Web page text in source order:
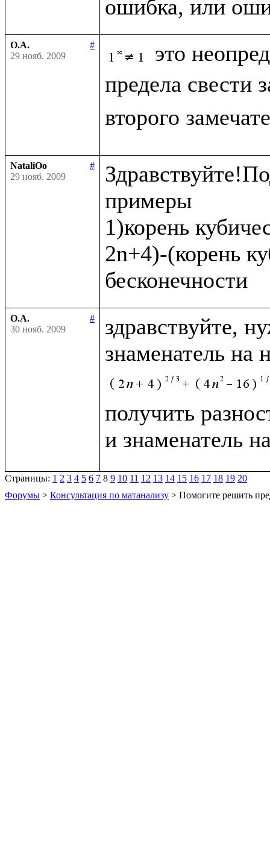
О.А.
#
29 нояб. 2009
это
предела свести
второго
NataliOo
#
29 нояб. 2009
примеры
1)корень
2n+4)-(корень
О.А.
#
30 нояб. 2009
здравствуйте,
знаменатель на
получить
и знаменатель
Страницы: 1 2 3 4 5 6 7 8 9 10 11 12 13 14 15 16 17 18 19 20
Форумы > Консультация по матанализу > Помогите решить